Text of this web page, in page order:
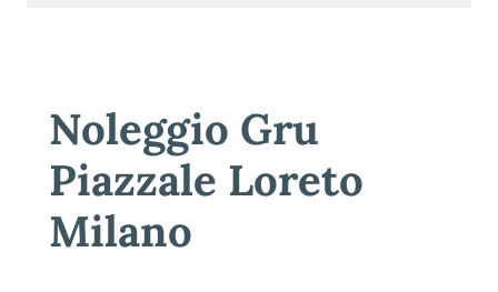
Noleggio Gru
Piazzale Loreto
Milano